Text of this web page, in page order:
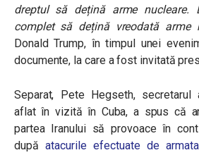
dreptul să dețină arme nucleare.
complet să dețină vreodată arme
Donald Trump, în timpul unei
documente, la care a fost invitată
Separat, Pete Hegseth, secretarul
aflat în vizită în Cuba, a spus că
partea Iranului să provoace în
dupăatacurile efectuate de